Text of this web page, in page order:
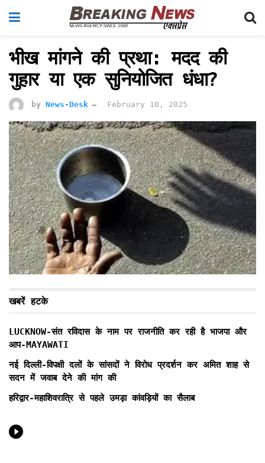
भीख मांगने की प्रथा: मदद की
गुहार या एक सुनियोजित धंधा?
by News-Desk February 10, 2025
खबरें हटके
LUCKNOW-संत रविदास के नाम पर राजनीति कर रही है भाजपा और
आप-MAYAWATI
नई दिल्ली-विपक्षी दलों के सांसदों ने विरोध प्रदर्शन कर अमित शाह से
सदन में जवाब देने की मांग की
हरिद्वार-महाशिवरात्रि से पहले उमड़ा कांवड़ियों का सैलाब